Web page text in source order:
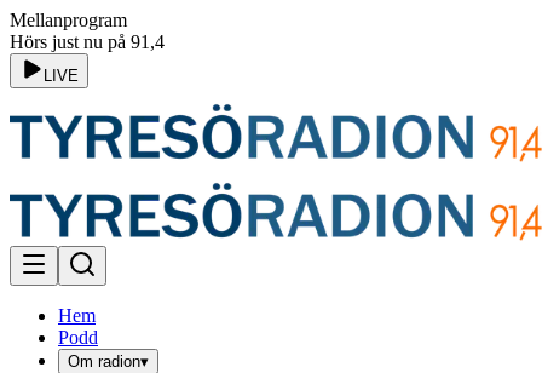
Mellanprogram
Hörs just nu på 91,4
LIVE
Hem
Podd
Om radion▾